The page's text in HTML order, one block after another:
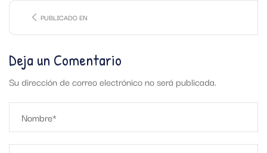
PUBLICADO EN
Deja un Comentario
Su dirección de correo electrónico no será publicada.